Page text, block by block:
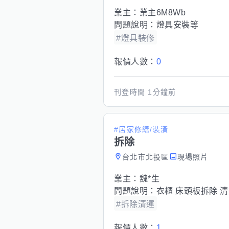
業主： 業主6M8Wb
問題說明： 燈具安裝等
#燈具裝修
報價人數： 0
刊登時間 1分鐘前
#居家修繕/裝潢
拆除
台北市北投區 現場照片
業主： 魏*生
問題說明： 衣櫃 床頭板拆除
#拆除清運